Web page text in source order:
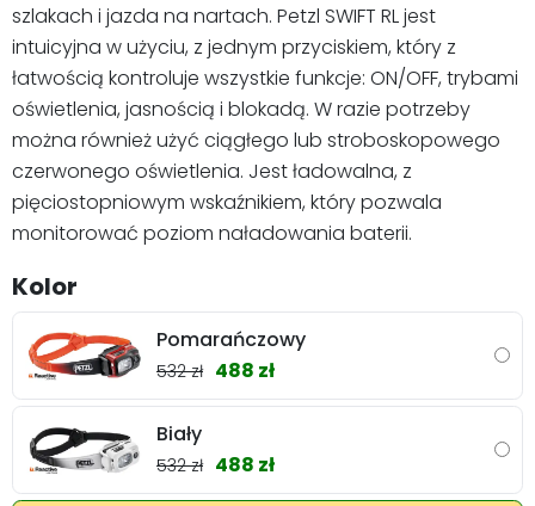
szlakach i jazda na nartach. Petzl SWIFT RL jest
intuicyjna w użyciu, z jednym przyciskiem, który z
łatwością kontroluje wszystkie funkcje: ON/OFF, trybami
oświetlenia, jasnością i blokadą. W razie potrzeby
można również użyć ciągłego lub stroboskopowego
czerwonego oświetlenia. Jest ładowalna, z
pięciostopniowym wskaźnikiem, który pozwala
monitorować poziom naładowania baterii.
Kolor
Pomarańczowy
532 zł 488 zł
Biały
532 zł 488 zł